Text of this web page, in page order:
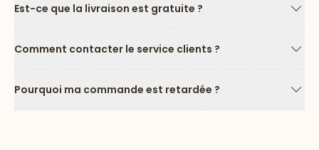
Est-ce que la livraison est gratuite ?
Comment contacter le service clients ?
Pourquoi ma commande est retardée ?